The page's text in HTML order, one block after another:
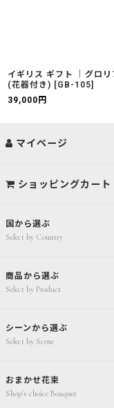
イギリス ギフト ｜グロリ
(花器付き) [GB-105]
39,000 円
国から選ぶ
Select by Country
商品から選ぶ
Select by Product
シーンから選ぶ
Select by Scene
おまかせ花束
Shop's choice Bouquet
マイページ
ショッピングカート